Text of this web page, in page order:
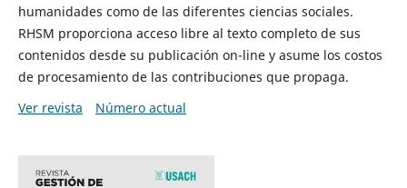
humanidades como de las diferentes ciencias sociales.
RHSM proporciona acceso libre al texto completo de sus
contenidos desde su publicación on-line y asume los costos
de procesamiento de las contribuciones que propaga.
Ver revista
Número actual